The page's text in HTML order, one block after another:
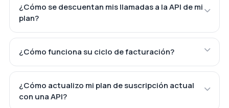
¿Cómo se descuentan mis llamadas a la API de mi
plan?
¿Cómo funciona su ciclo de facturación?
¿Cómo actualizo mi plan de suscripción actual
con una API?